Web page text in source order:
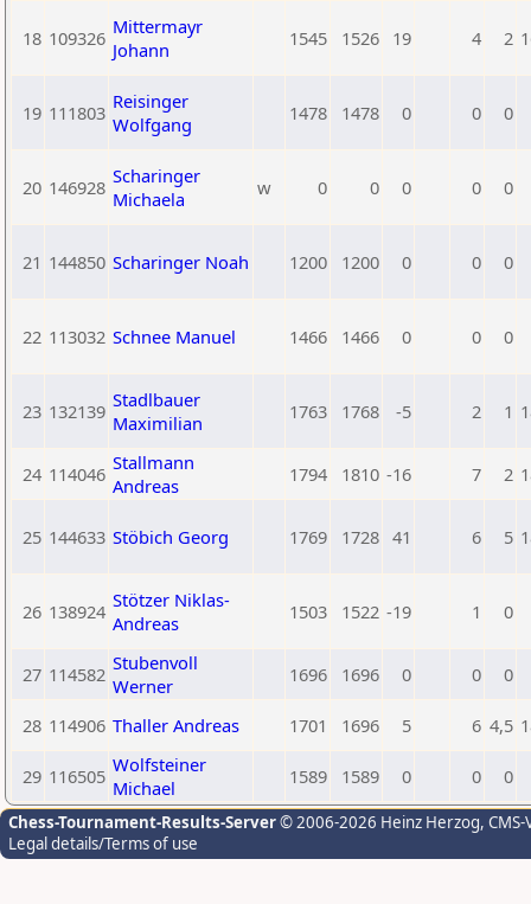
18 109326 Mittermayr
Johann
1545 1526 19 4 2
19 111803 Reisinger
Wolfgang
1478 1478 0 0 0
20 146928 Scharinger
Michaela
w 0 0 0 0 0
21 144850 Scharinger Noah 1200 1200 0 0 0
22 113032 Schnee Manuel 1466 1466 0 0 0
23 132139 Stadlbauer
Maximilian
1763 1768 -5 2 1
24 114046 Stallmann
Andreas
1794 1810 -16 7 2
25 144633 Stöbich Georg 1769 1728 41 6 5
26 138924 Stötzer Niklas-
Andreas
1503 1522 -19 1 0
27 114582 Stubenvoll
Werner
1696 1696 0 0 0
28 114906 Thaller Andreas 1701 1696 5 6 4,5
29 116505 Wolfsteiner
Michael
1589 1589 0 0 0
Chess-Tournament-Results-Server© 2006-2026 Heinz Herzog,
Legal details/Terms of use